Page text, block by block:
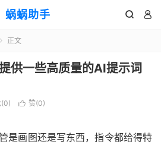
蜗蜗助手  
正文
供一些高质量的AI提示词
 赞(0)
是画图还是写东西，指令都给得特